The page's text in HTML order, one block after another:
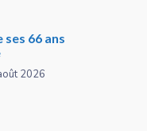
ses 66 ans
2026